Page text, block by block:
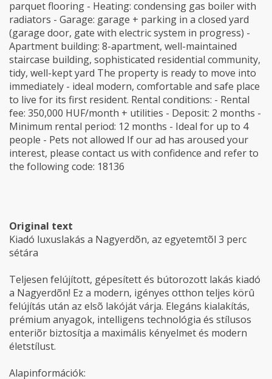
parquet flooring - Heating: condensing gas boiler with
radiators - Garage: garage + parking in a closed yard
(garage door, gate with electric system in progress) -
Apartment building: 8-apartment, well-maintained
staircase building, sophisticated residential community,
tidy, well-kept yard The property is ready to move into
immediately - ideal modern, comfortable and safe place
to live for its first resident. Rental conditions: - Rental
fee: 350,000 HUF/month + utilities - Deposit: 2 months -
Minimum rental period: 12 months - Ideal for up to 4
people - Pets not allowed If our ad has aroused your
interest, please contact us with confidence and refer to
the following code: 18136
Original text
Kiadó luxuslakás a Nagyerdõn, az egyetemtõl 3 perc
sétára
Teljesen felújított, gépesített és bútorozott lakás kiadó
a Nagyerdõn! Ez a modern, igényes otthon teljes körû
felújítás után az elsõ lakóját várja. Elegáns kialakítás,
prémium anyagok, intelligens technológia és stílusos
enteriõr biztosítja a maximális kényelmet és modern
életstílust.
Alapinformációk: